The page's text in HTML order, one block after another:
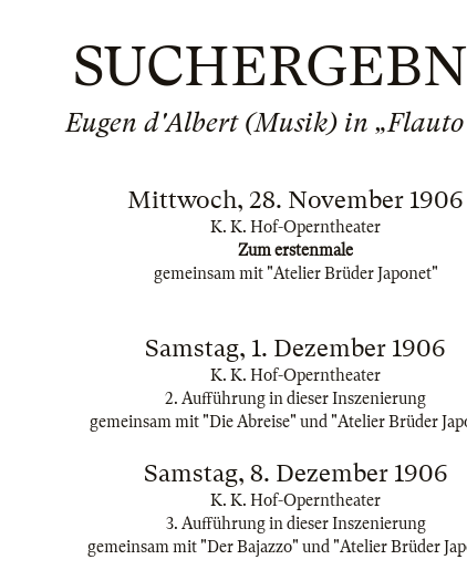
Eugen d'Albert (Musik) in „Flauto
Mittwoch, 28. November 1906
K. K. Hof-Operntheater
Zum erstenmale
gemeinsam mit "Atelier Brüder Japonet"
Samstag, 1. Dezember 1906
K. K. Hof-Operntheater
2. Aufführung in dieser Inszenierung
gemeinsam mit "Die Abreise" und "Atelier Brüder
Samstag, 8. Dezember 1906
K. K. Hof-Operntheater
3. Aufführung in dieser Inszenierung
gemeinsam mit "Der Bajazzo" und "Atelier Brüder